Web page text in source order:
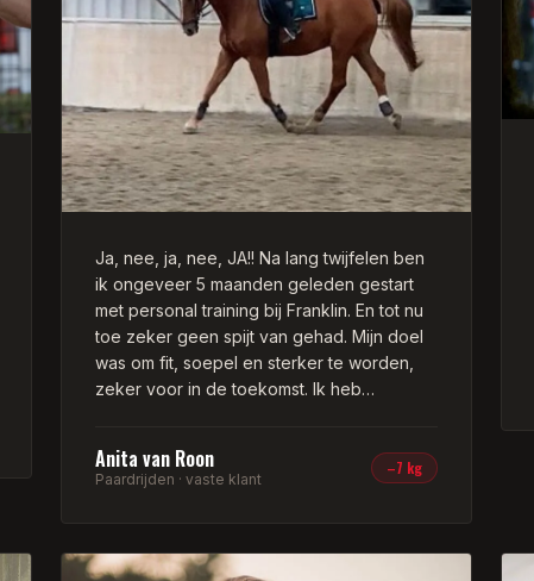
Ja, nee, ja, nee, JA!! Na lang twijfelen ben
ik ongeveer 5 maanden geleden gestart
met personal training bij Franklin. En tot nu
toe zeker geen spijt van gehad. Mijn doel
was om fit, soepel en sterker te worden,
zeker voor in de toekomst. Ik heb
gehad met rug, knieën en benen en dit wil
ik proberen te voorkomen.
van mijn houding, waar ik met paardrijden
Anita van Roon
Paardrijden · vaste klant
–7 kg